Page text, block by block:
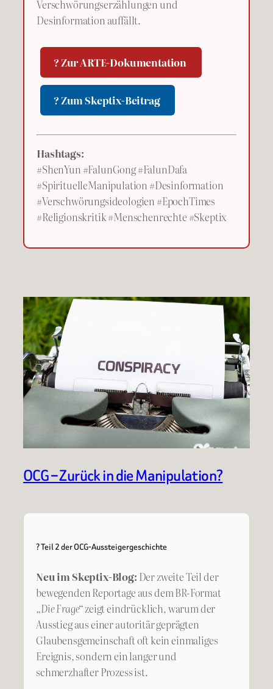
Verschwörungserzählungen und
Desinformation auffällt.
? Zur ARTE-Dokumentation
? Zum Skeptix-Beitrag
Hashtags:
#ShenYun #FalunGong #FalunDafa
#SpirituelleManipulation #Desinformation
#Verschwörungsideologien #EpochTimes
#Religionskritik #Menschenrechte #Skeptix
OCG – Zurück in die Manipulation?
? Teil 2 der OCG-Aussteigergeschichte
Neu im Skeptix-Blog: Der zweite Teil der
bewegenden Reportage aus dem BR-Format
„Die Frage“zeigt eindrücklich, warum der
Ausstieg aus einer autoritär geprägten
Glaubensgemeinschaft oft kein einmaliges
Ereignis, sondern ein langer und
schmerzhafter Prozess ist.